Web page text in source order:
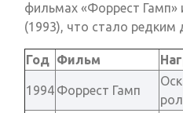
фильмах «Форрест
(1993), что стало редким
Год Фильм
1994 Форрест Гамп